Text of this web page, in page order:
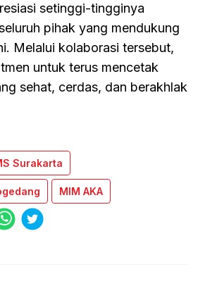
setinggi-tingginya
pihak yang mendukung
Melalui kolaborasi tersebut,
untuk terus mencetak
sehat, cerdas, dan berakhlak
Surakarta
MIM AKA